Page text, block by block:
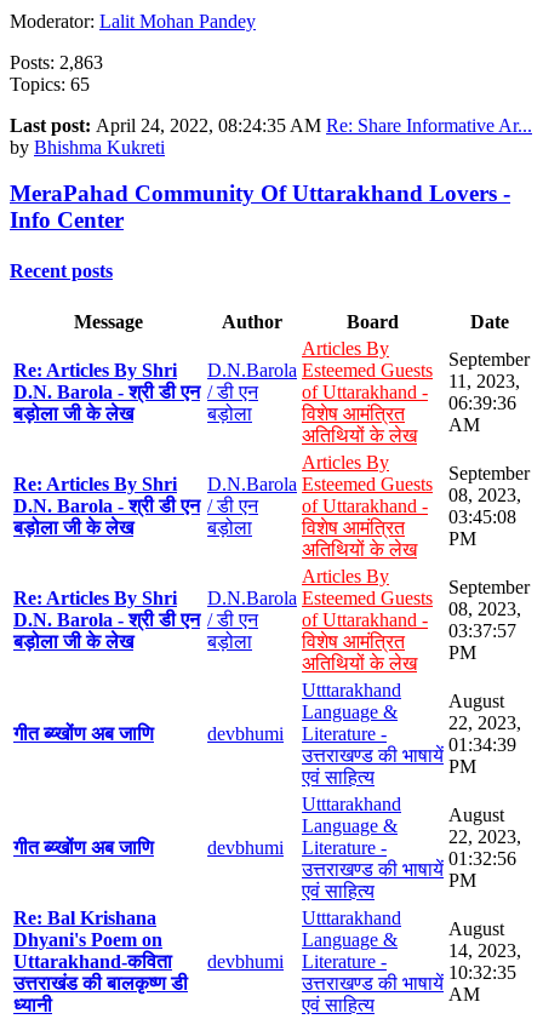
Moderator: Lalit Mohan Pandey
Posts: 2,863
Topics: 65
Last post: April 24, 2022, 08:24:35 AM Re: Share Informative Ar...
by Bhishma Kukreti
MeraPahad Community Of Uttarakhand Lovers -
Info Center
Recent posts
Message Author Board Date
Re: Articles By Shri
D.N. Barola - श्री डी एन
बड़ोला जी के लेख
D.N.Barola
/ डी एन
बड़ोला
Articles By
Esteemed Guests
of Uttarakhand -
विशेष आमंत्रित
अतिथियों के लेख
September
11, 2023,
06:39:36
AM
Re: Articles By Shri
D.N. Barola - श्री डी एन
बड़ोला जी के लेख
D.N.Barola
/ डी एन
बड़ोला
Articles By
Esteemed Guests
of Uttarakhand -
विशेष आमंत्रित
अतिथियों के लेख
September
08, 2023,
03:45:08
PM
Re: Articles By Shri
D.N. Barola - श्री डी एन
बड़ोला जी के लेख
D.N.Barola
/ डी एन
बड़ोला
Articles By
Esteemed Guests
of Uttarakhand -
विशेष आमंत्रित
अतिथियों के लेख
September
08, 2023,
03:37:57
PM
गीत ब्य्खोंण अब जाणि devbhumi
Utttarakhand
Language &
Literature -
उत्तराखण्ड की भाषायें
एवं साहित्य
August
22, 2023,
01:34:39
PM
गीत ब्य्खोंण अब जाणि devbhumi
Utttarakhand
Language &
Literature -
उत्तराखण्ड की भाषायें
एवं साहित्य
August
22, 2023,
01:32:56
PM
Re: Bal Krishana
Dhyani's Poem on
Uttarakhand-कविता
उत्तराखंड की बालकृष्ण डी
ध्यानी
devbhumi
Utttarakhand
Language &
Literature -
उत्तराखण्ड की भाषायें
एवं साहित्य
August
14, 2023,
10:32:35
AM